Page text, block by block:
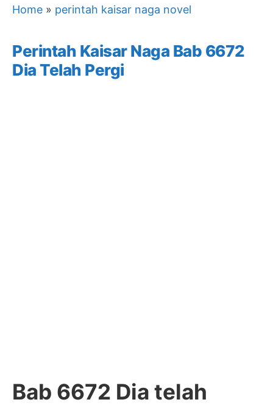
Home » perintah kaisar naga novel
Perintah Kaisar Naga Bab 6672
Dia Telah Pergi
Bab 6672 Dia telah